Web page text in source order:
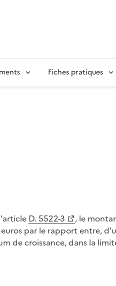
Fiches pratiques
D. 5522-3
, le
par le rapport entre,
de croissance, dans la